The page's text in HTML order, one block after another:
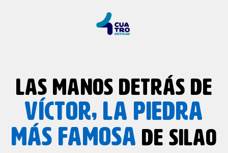
LAS MANOS DETRÁS DE
VÍCTOR, LA PIEDRA
MÁS FAMOSA DE SILAO